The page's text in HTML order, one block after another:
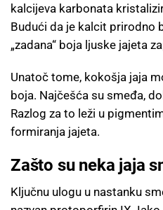
kalcijeva karbonata
Budući da je kalcit prirodno
„zadana“ boja ljuske jajeta
Unatoč tome, kokošja jaja
boja. Najčešća su smeđa,
Razlog za to leži u
formiranja jajeta.
Zašto su neka jaja
Ključnu ulogu u nastanku